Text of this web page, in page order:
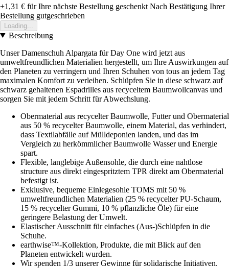
+1,31 € für Ihre nächste Bestellung geschenkt Nach Bestätigung Ihrer
Bestellung gutgeschrieben
Loading...
Beschreibung
Unser Damenschuh Alpargata für Day One wird jetzt aus
umweltfreundlichen Materialien hergestellt, um Ihre Auswirkungen auf
den Planeten zu verringern und Ihren Schuhen von tous an jedem Tag
maximalen Komfort zu verleihen. Schlüpfen Sie in diese schwarz auf
schwarz gehaltenen Espadrilles aus recyceltem Baumwollcanvas und
sorgen Sie mit jedem Schritt für Abwechslung.
Obermaterial aus recycelter Baumwolle, Futter und Obermaterial
aus 50 % recycelter Baumwolle, einem Material, das verhindert,
dass Textilabfälle auf Mülldeponien landen, und das im
Vergleich zu herkömmlicher Baumwolle Wasser und Energie
spart.
Flexible, langlebige Außensohle, die durch eine nahtlose
structure aus direkt eingespritztem TPR direkt am Obermaterial
befestigt ist.
Exklusive, bequeme Einlegesohle TOMS mit 50 %
umweltfreundlichen Materialien (25 % recycelter PU-Schaum,
15 % recycelter Gummi, 10 % pflanzliche Öle) für eine
geringere Belastung der Umwelt.
Elastischer Ausschnitt für einfaches (Aus-)Schlüpfen in die
Schuhe.
earthwise™-Kollektion, Produkte, die mit Blick auf den
Planeten entwickelt wurden.
Wir spenden 1/3 unserer Gewinne für solidarische Initiativen.